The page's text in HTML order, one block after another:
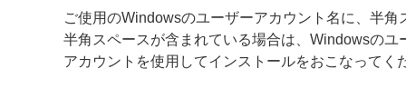
ご使用のWindowsのユーザーアカウント名に、半
半角スペースが含まれている場合は、Windowsの
アカウントを使用してインストールをおこなってく